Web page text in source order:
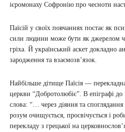
ієромонаху Софронію про чесноти
Паїсій у своїх повчаннях постає як
сили людини може бути як джерелом
гріха. Й український аскет докладно
зародження та взаємозв’язок.
Найбільше дітище Паїсія —
церкви “Добротолюбіє”. В епіграфі
слова: “… через діяння та
розум очищується, просвічується і
перекладу з грецької на